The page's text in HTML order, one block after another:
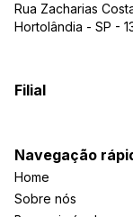
Rua Zacharias
Hortolândia - SP -
Filial
Navegação
Home
Sobre nós